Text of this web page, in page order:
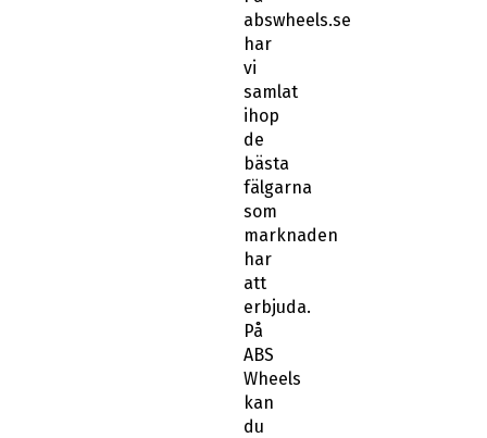
abswheels.se
har
vi
samlat
ihop
de
bästa
fälgarna
som
marknaden
har
att
erbjuda.
På
ABS
Wheels
kan
du